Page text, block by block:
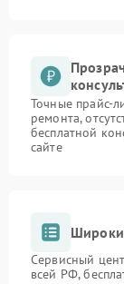
Точные прайс-
ремонта,
бесплатной
сайте
Сервисный
всей РФ,